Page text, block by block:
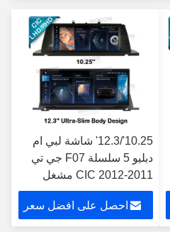
10.25'/12.3' شاشة لبي ام
دبليو 5 سلسلة F07 جي تي
2011-2012 CIC مشغل
الوسائط المتعددة الروبوت
احصل على افضل سعر